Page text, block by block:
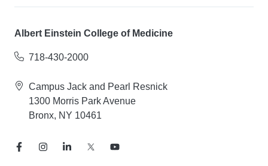
Albert Einstein College of Medicine
718-430-2000
Campus Jack and Pearl Resnick
1300 Morris Park Avenue
Bronx, NY 10461